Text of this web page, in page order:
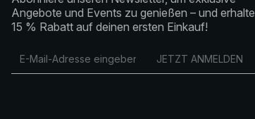
Angebote und Events zu genießen – und erhalte
15 % Rabatt auf deinen ersten Einkauf!
JETZT ANMELDEN